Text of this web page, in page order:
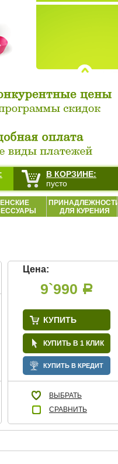
ПРИНАДЛЕЖНОСТИ
ДЛЯ КУРЕНИЯ
Цена:
9`990 Р
КУПИТЬ
КУПИТЬ В 1 КЛИК
КУПИТЬ В КРЕДИТ
ВЫБРАТЬ
СРАВНИТЬ
В КОРЗИНЕ:
пусто